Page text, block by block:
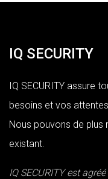
IQ SECURITY
IQ SECURITY assure
besoins et vos
Nous pouvons de
existant.
IQ SECURITY est